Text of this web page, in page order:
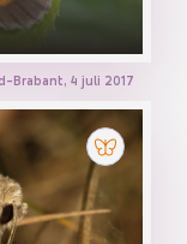
Brabant, 4 juli 2017